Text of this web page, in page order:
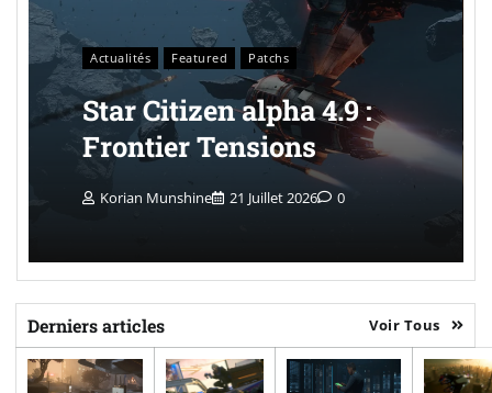
Actualités Featured Patchs
Star Citizen alpha 4.9 :
Frontier Tensions
Korian Munshine 21 Juillet 2026 0
Derniers articles Voir Tous